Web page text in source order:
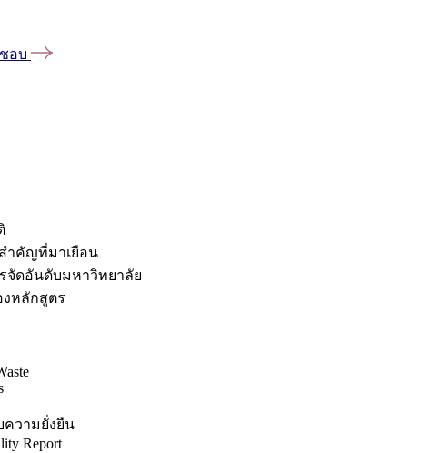
อบ
ำคัญที่มาเยือน
จัดอันดับมหาวิทยาลัย
งหลักสูตร
ความยั่งยืน
Report